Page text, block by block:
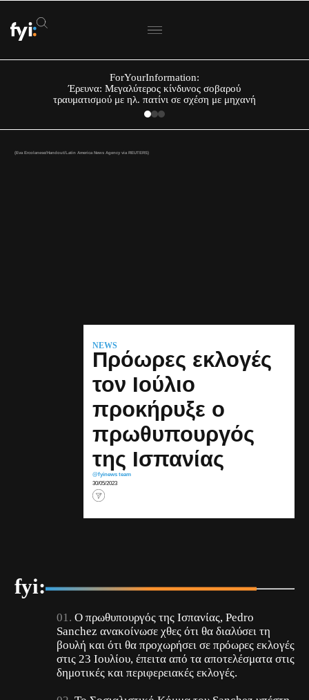
ForYourInformation:
Έρευνα: Μεγαλύτερος κίνδυνος σοβαρού
τραυματισμού με ηλ. πατίνι σε σχέση με μηχανή
(Eva Ercolanese/Handout/Latin America News Agency via REUTERS)
NEWS
Πρόωρες εκλογές
τον Ιούλιο
προκήρυξε ο
πρωθυπουργός
της Ισπανίας
@fyinews team
30/05/2023
fyi:
Ο πρωθυπουργός της Ισπανίας, Pedro
Sanchez ανακοίνωσε χθες ότι θα διαλύσει τη
βουλή και ότι θα προχωρήσει σε πρόωρες εκλογές
στις 23 Ιουλίου, έπειτα από τα αποτελέσματα στις
δημοτικές και περιφερειακές εκλογές.